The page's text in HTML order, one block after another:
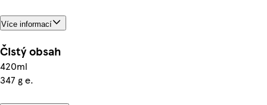
Více informací
Čistý obsah
420ml
347 g e.